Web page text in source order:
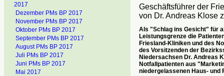
2017
Dezember PMs BP 2017
November PMs BP 2017
Oktober PMs BP 2017
September PMs BP 2017
August PMs BP 2017
Juli PMs BP 2017
Juni PMs BP 2017
Mai 2017
Geschäftsführer der
von Dr. Andreas Klose
Als "Schlag ins Gesicht" für
Leistungsgrenze die
Friesland-Kliniken und des
des Vorsitzenden der
Niedersachsen Dr. Andreas
Notfallpatienten aus
niedergelassenen Haus- und